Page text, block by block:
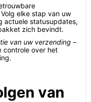
elke stap van uw
actuele statusupdates,
zich bevindt.
van uw verzending –
controle over het
van